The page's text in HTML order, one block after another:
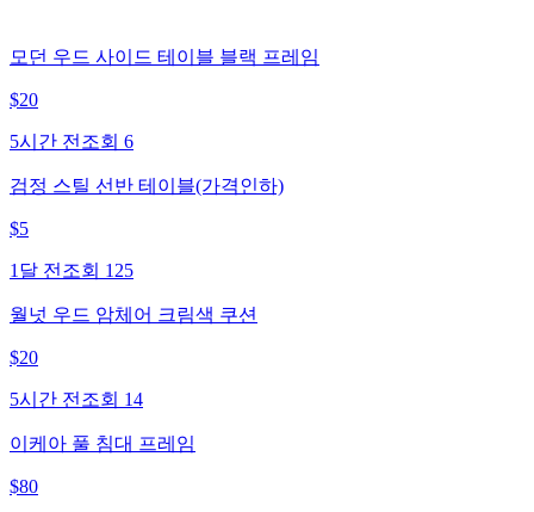
모던 우드 사이드 테이블 블랙 프레임
$20
5시간 전 조회 6
검정 스틸 선반 테이블(가격인하)
$5
1달 전 조회 125
월넛 우드 암체어 크림색 쿠션
$20
5시간 전 조회 14
이케아 풀 침대 프레임
$80